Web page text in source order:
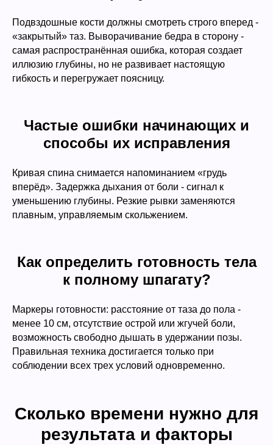
Подвздошные кости должны смотреть строго вперед -
«закрытый» таз. Выворачивание бедра в сторону -
самая распространённая ошибка, которая создает
иллюзию глубины, но не развивает настоящую
гибкость и перегружает поясницу.
Частые ошибки начинающих и
способы их исправления
Кривая спина снимается напоминанием «грудь
вперёд». Задержка дыхания от боли - сигнал к
уменьшению глубины. Резкие рывки заменяются
плавным, управляемым скольжением.
Как определить готовность тела
к полному шпагату?
Маркеры готовности: расстояние от таза до пола -
менее 10 см, отсутствие острой или жгучей боли,
возможность свободно дышать в удержании позы.
Правильная техника достигается только при
соблюдении всех трех условий одновременно.
Сколько времени нужно для
результата и факторы